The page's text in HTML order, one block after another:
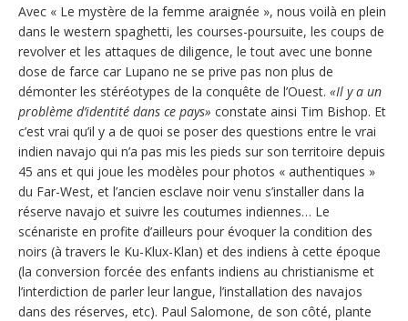
Avec « Le mystère de la femme araignée », nous voilà en plein
dans le western spaghetti, les courses-poursuite, les coups de
revolver et les attaques de diligence, le tout avec une bonne
dose de farce car Lupano ne se prive pas non plus de
démonter les stéréotypes de la conquête de l’Ouest. «Il y a un
problème d’identité dans ce pays» constate ainsi Tim Bishop. Et
c’est vrai qu’il y a de quoi se poser des questions entre le vrai
indien navajo qui n’a pas mis les pieds sur son territoire depuis
45 ans et qui joue les modèles pour photos « authentiques »
du Far-West, et l’ancien esclave noir venu s’installer dans la
réserve navajo et suivre les coutumes indiennes… Le
scénariste en profite d’ailleurs pour évoquer la condition des
noirs (à travers le Ku-Klux-Klan) et des indiens à cette époque
(la conversion forcée des enfants indiens au christianisme et
l’interdiction de parler leur langue, l’installation des navajos
dans des réserves, etc). Paul Salomone, de son côté, plante